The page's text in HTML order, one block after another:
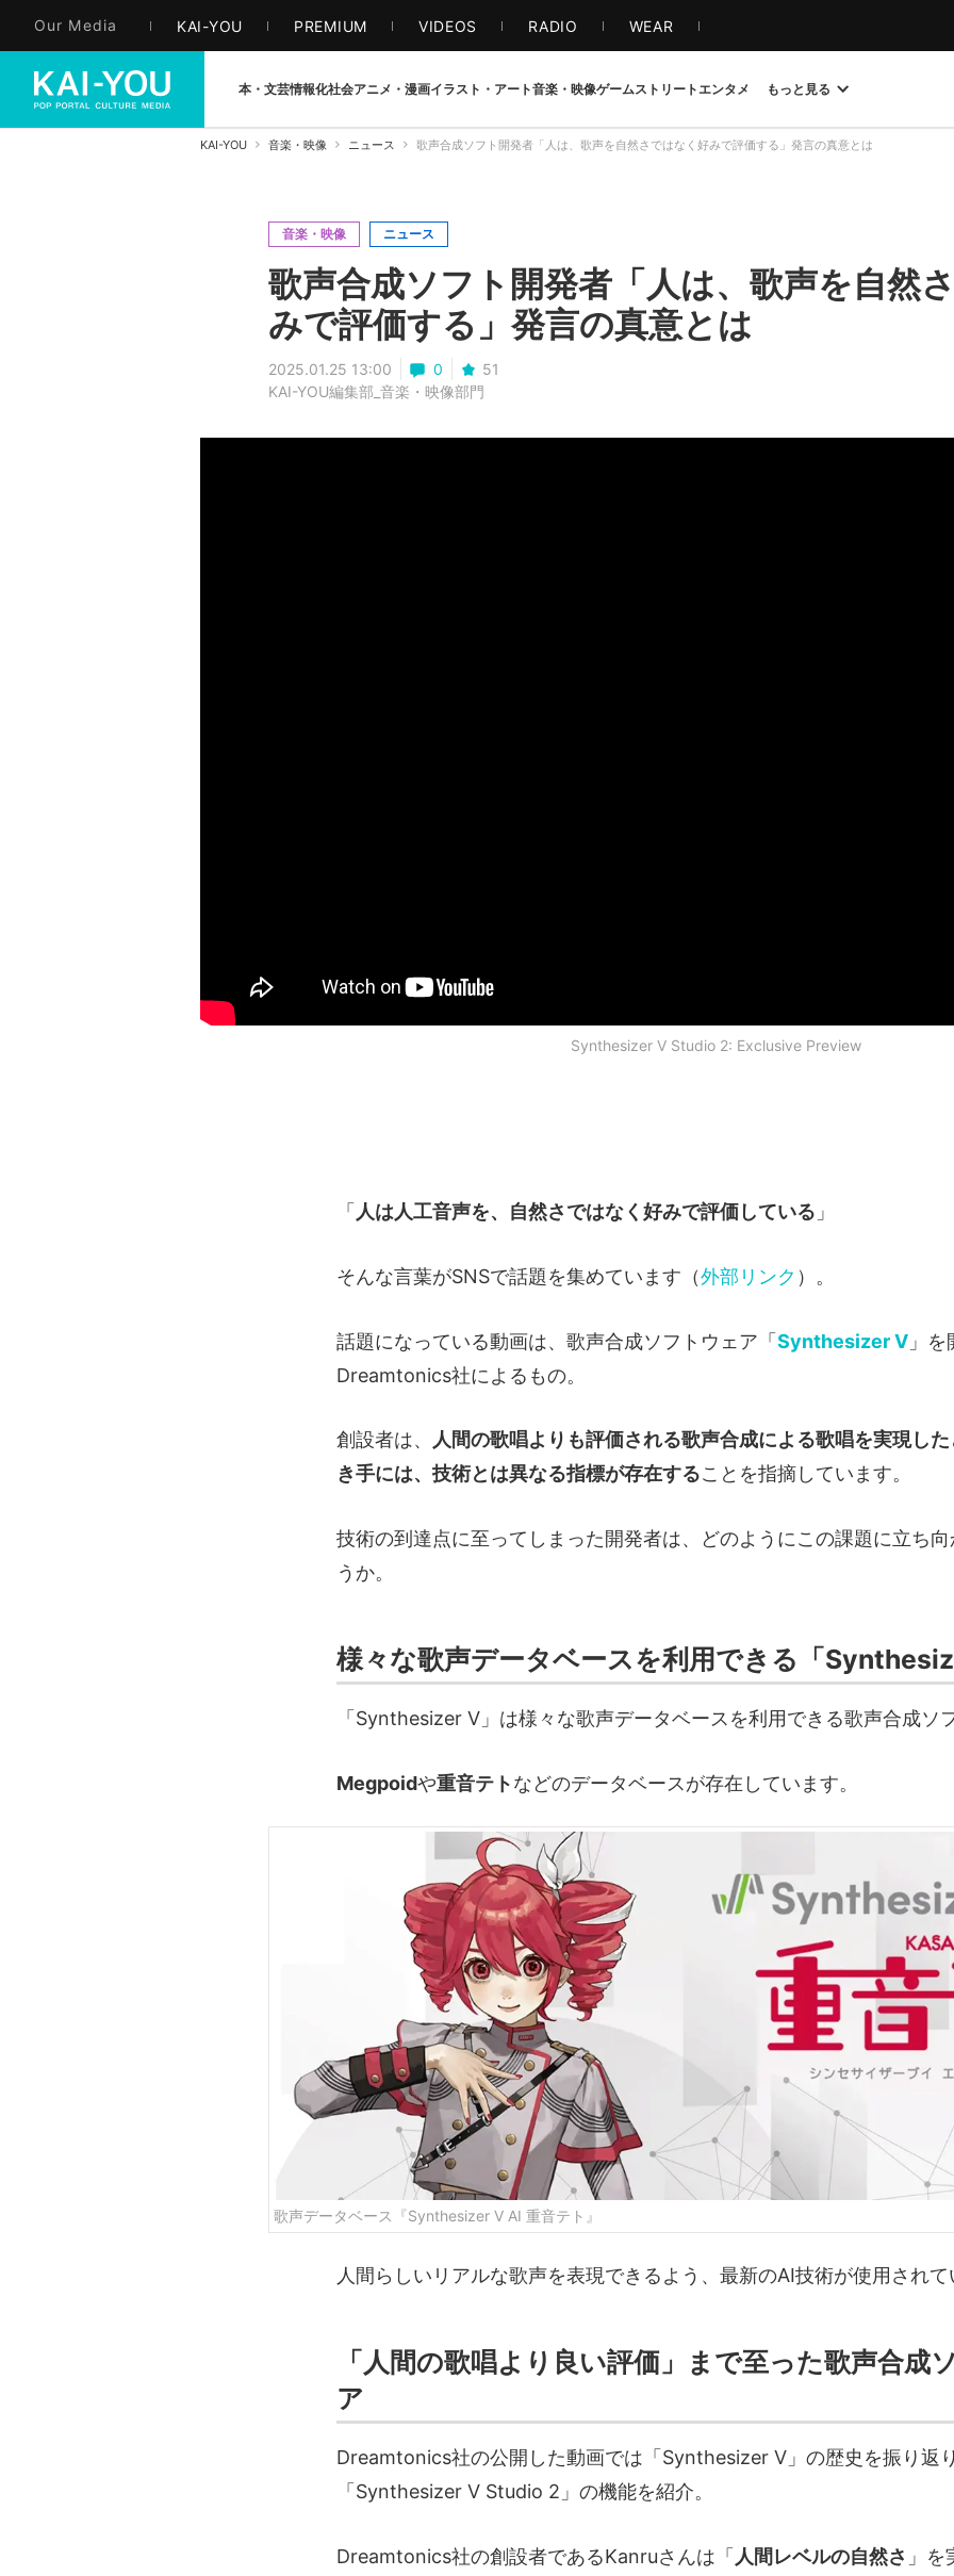
Our Media KAI-YOU PREMIUM VIDEOS RADIO WEAR
本・文芸情報化社会アニメ・漫画イラスト・アート音楽・映像ゲームストリート エンタメ もっと見る
KAI-YOU 音楽・映像 ニュース 歌声合成ソフト開発者「人は、歌声を自然さではなく好みで評価する」発言の真意とは
音楽・映像 ニュース
歌声合成ソフト開発者「人は、歌声を自然
みで評価する」発言の真意とは
2025.01.25 13:00 0
51
KAI-YOU編集部_音楽・映像部門
Synthesizer V Studio 2: Exclusive Preview
「 人は人工音声を、自然さではなく好みで評価している 」
そんな言葉がSNSで話題を集めています（外部リンク ）。
話題になっている動画は、歌声合成ソフトウェア「Synthesizer V 」
Dreamtonics社によるもの。
創設者は、 人間の歌唱よりも評価される歌声合成による歌唱を実現し
き手には、技術とは異なる指標が存在することを指摘しています。
技術の到達点に至ってしまった開発者は、どのようにこの課題に立ち
うか。
様々な歌声データベースを利用できる「
「Synthesizer V」は様々な歌声データベースを利用できる歌声合成ソ
Megpoidや重音テトなどのデータベースが存在しています。
歌声データベース『Synthesizer V AI 重音テト』
人間らしいリアルな歌声を表現できるよう、最新のAI技術が使用され
「人間の歌唱より良い評価」まで至った歌声合成
ア
Dreamtonics社の公開した動画では「Synthesizer V」の歴史を振り返
「Synthesizer V Studio 2」の機能を紹介。
Dreamtonics社の創設者であるKanruさんは「人間レベルの自然さ 」